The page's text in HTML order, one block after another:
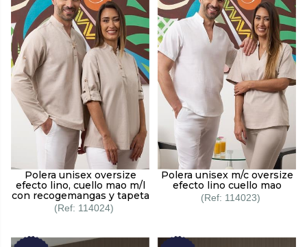
Polera unisex oversize
efecto lino, cuello mao m/l
con recogemangas y tapeta
114024
Polera unisex m/c oversize
efecto lino cuello mao
114023